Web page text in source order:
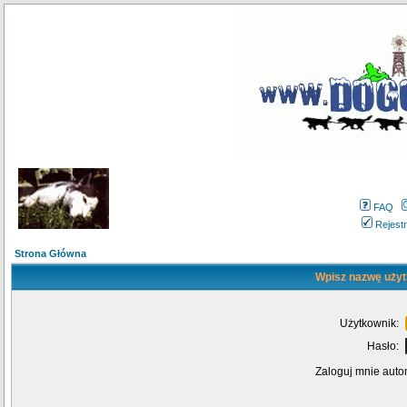
FAQ
Strona Główna
Wpisz nazwę
Użytkownik:
Hasło:
Zaloguj mnie